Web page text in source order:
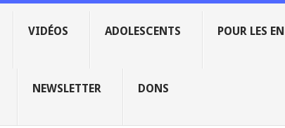
VIDÉOS ADOLESCENTS POUR LES
NEWSLETTER DONS